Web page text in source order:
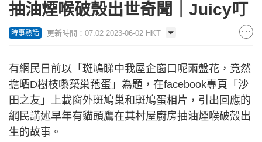
抽油煙喉破殼出世奇聞｜Juicy叮
時事熱話 更新時間：07:02 2023-06-02 HKT
有網民日前以「斑鳩睇中我屋企窗口呢兩盤花，竟然
擔晒D樹枝嚟築巢菢蛋」為題，在facebook專頁「沙
田之友」上載窗外斑鳩巢和斑鳩蛋相片，引出回應的
網民講述早年有貓頭鷹在其村屋廚房抽油煙喉破殼出
生的故事。